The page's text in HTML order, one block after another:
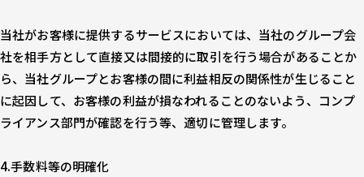
当社がお客様に提供するサービスにおいては、当社のグループ会
社を相手方として直接又は間接的に取引を行う場合があることか
ら、当社グループとお客様の間に利益相反の関係性が生じること
に起因して、お客様の利益が損なわれることのないよう、コンプ
ライアンス部門が確認を行う等、適切に管理します。
4.手数料等の明確化